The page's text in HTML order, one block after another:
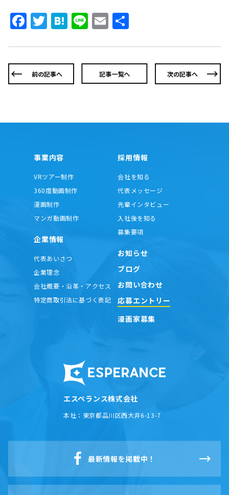
Facebook
Twitter
Hatena
LineEmail
前の記事へ 記事一覧へ 次の記事へ
エスペランス株式会社
本社： 東京都品川区西大井6-13-7
事業内容
VRツアー制作
360度動画制作
漫画制作
マンガ動画制作
企業情報
代表あいさつ
企業理念
会社概要・沿革・アクセス
特定商取引法に基づく表記
採用情報
会社を知る
代表メッセージ
先輩インタビュー
入社後を知る
募集要項
お知らせ
ブログ
お問い合わせ
応募エントリー
漫画家募集
最新情報を掲載中！